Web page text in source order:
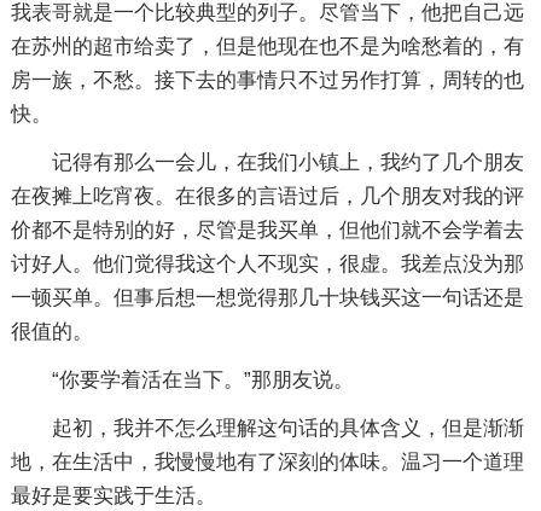
我表哥就是一个比较典型的列子。尽管当下，他把自己远
在苏州的超市给卖了，但是他现在也不是为啥愁着的，有
房一族，不愁。接下去的事情只不过另作打算，周转的也
快。
记得有那么一会儿，在我们小镇上，我约了几个朋友
在夜摊上吃宵夜。在很多的言语过后，几个朋友对我的评
价都不是特别的好，尽管是我买单，但他们就不会学着去
讨好人。他们觉得我这个人不现实，很虚。我差点没为那
一顿买单。但事后想一想觉得那几十块钱买这一句话还是
很值的。
“你要学着活在当下。”那朋友说。
起初，我并不怎么理解这句话的具体含义，但是渐渐
地，在生活中，我慢慢地有了深刻的体味。温习一个道理
最好是要实践于生活。